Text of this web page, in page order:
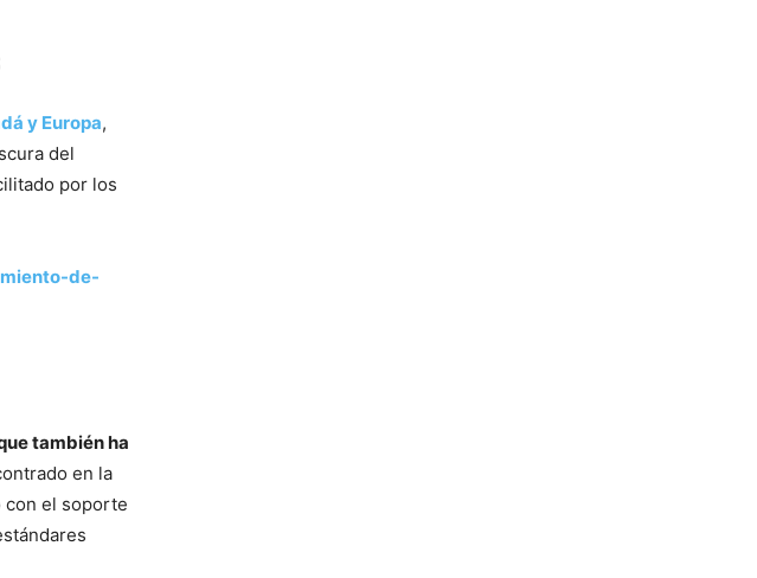
y Europa,
del
por los
de-
también ha
en la
con el soporte